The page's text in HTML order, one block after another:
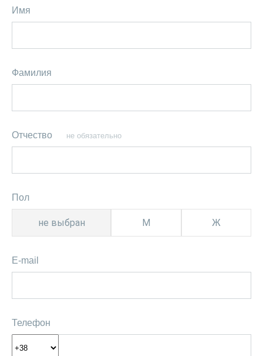
Имя
Фамилия
Отчество не обязательно
Пол
не выбран М Ж
E-mail
Телефон